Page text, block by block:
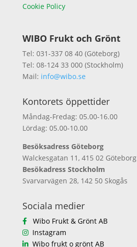
Cookie Policy
WIBO Frukt och Grönt
Tel: 031-337 08 40 (Göteborg)
Tel: 08-124 33 000 (Stockholm)
Mail: info@wibo.se
Kontorets öppettider
Måndag-Fredag: 05.00-16.00
Lördag: 05.00-10.00
Besöksadress Göteborg
Walckesgatan 11, 415 02 Göteborg
Besökadress Stockholm
Svarvarvägen 28, 142 50 Skogås
Sociala medier
Wibo Frukt & Grönt AB
Instagram
Wibo frukt o grönt AB